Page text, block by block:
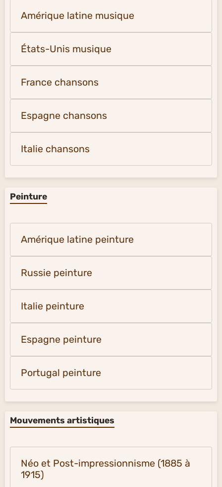
Amérique latine musique
États-Unis musique
France chansons
Espagne chansons
Italie chansons
Peinture
Amérique latine peinture
Russie peinture
Italie peinture
Espagne peinture
Portugal peinture
Mouvements artistiques
Néo et Post-impressionnisme (1885 à
1915)